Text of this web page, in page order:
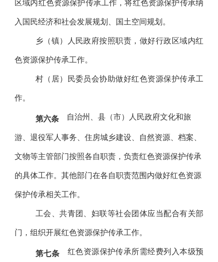
区域内红色资源保护传承工作，将红色资源保护传承纳
入国民经济和社会发展规划、国土空间规划。
乡（镇）人民政府按照职责，做好行政区域内红
色资源保护传承工作。
村（居）民委员会协助做好红色资源保护传承工
作。
第六条 自治州、县（市）人民政府文化和旅
游、退役军人事务、住房城乡建设、自然资源、档案、
文物等主管部门按照各自职责，负责红色资源保护传承
的具体工作。其他部门在各自职责范围内做好红色资源
保护传承相关工作。
工会、共青团、妇联等社会团体应当配合有关部
门，组织开展红色资源保护传承工作。
第七条 红色资源保护传承所需经费列入本级预